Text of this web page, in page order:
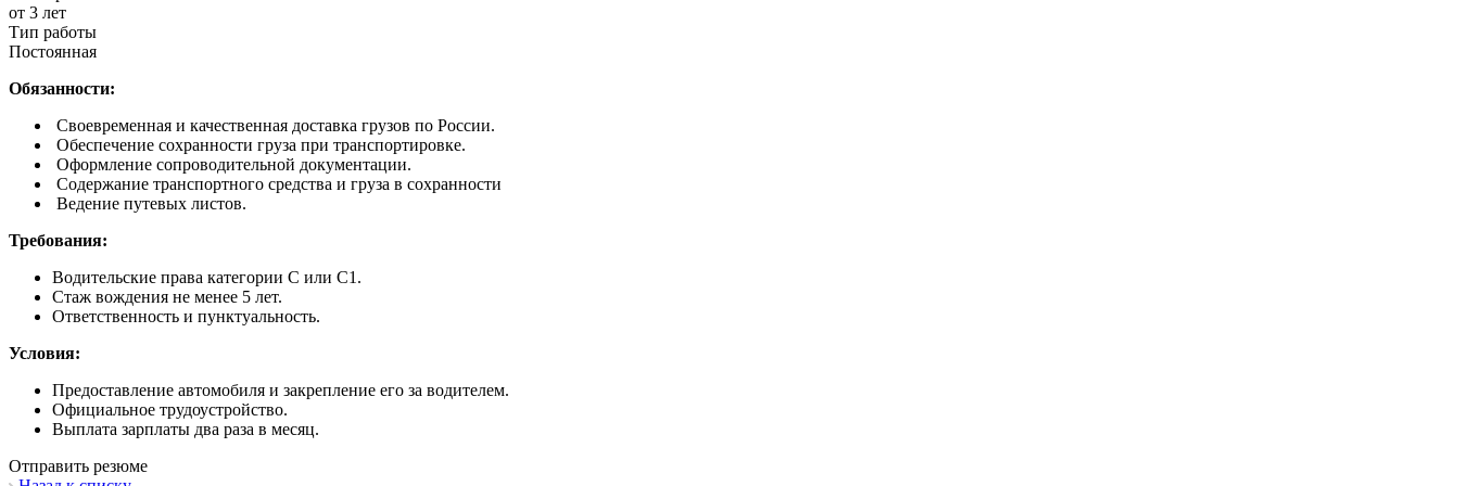
от 3 лет
Тип работы
Постоянная
Обязанности:
Своевременная и качественная доставка грузов по России.
Обеспечение сохранности груза при транспортировке.
Оформление сопроводительной документации.
Содержание транспортного средства и груза в сохранности
Ведение путевых листов.
Требования:
Водительские права категории C или C1.
Стаж вождения не менее 5 лет.
Ответственность и пунктуальность.
Условия:
Предоставление автомобиля и закрепление его за водителем.
Официальное трудоустройство.
Выплата зарплаты два раза в месяц.
Отправить резюме